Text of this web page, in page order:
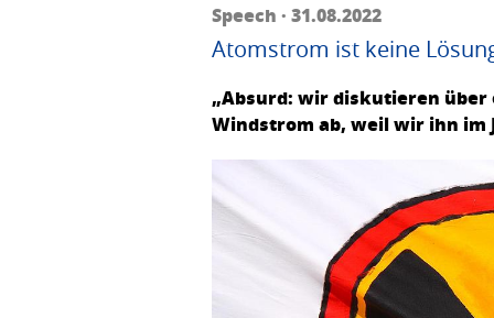
Speech · 31.08.2022
Atomstrom ist keine
„Absurd: wir diskutieren über
Windstrom ab, weil wir ihn im